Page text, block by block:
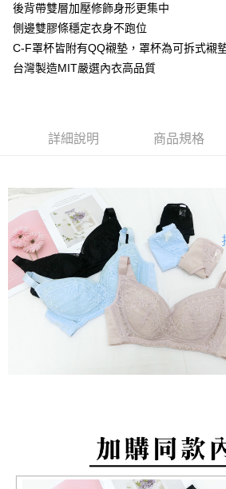
權轉讓予恩沛科技股份有限公司。
２．關於個人資料處理事宜，請瀏覽以下網址：
https://aftee.tw/terms/#terms3
３．未成年的使用者請事先徵得法定代理人或監
「AFTEE先享後付」，若未經同意申辦者引起之
５．嚴禁一人註冊多個帳號或使用他人資訊註冊
每筆NT$80，滿NT$799(含以上)免運費
每筆NT$80，滿NT$799(含以上)免運費
7-11取貨(快速到店)
宅配/離島不配送
每筆NT$80，滿NT$890(含以上)免運費
黑貓貨到付款
每筆NT$120
國家/地區配送
後背帶雙層加壓修飾身形更集中
側邊雙膠條穩定衣身不跑位
C-F罩杯皆附有QQ襯墊，罩杯為可拆式襯
台灣製造MIT嚴選內衣高品質
詳細說明 商品規格